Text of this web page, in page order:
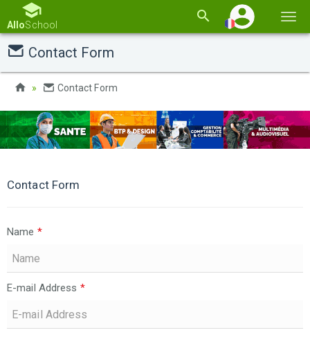
la
AlloSchool
Contact Form
Contact Form
Contact Form
Name *
E-mail Address *